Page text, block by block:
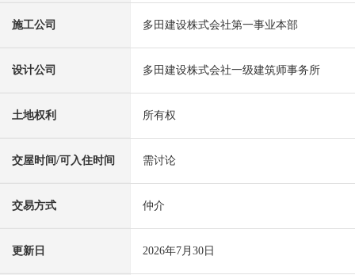
施工公司 多田建设株式会社第一事业本部
设计公司 多田建设株式会社一级建筑师事务所
土地权利 所有权
交屋时间/可入住时间 需讨论
交易方式 仲介
更新日 2026年7月30日